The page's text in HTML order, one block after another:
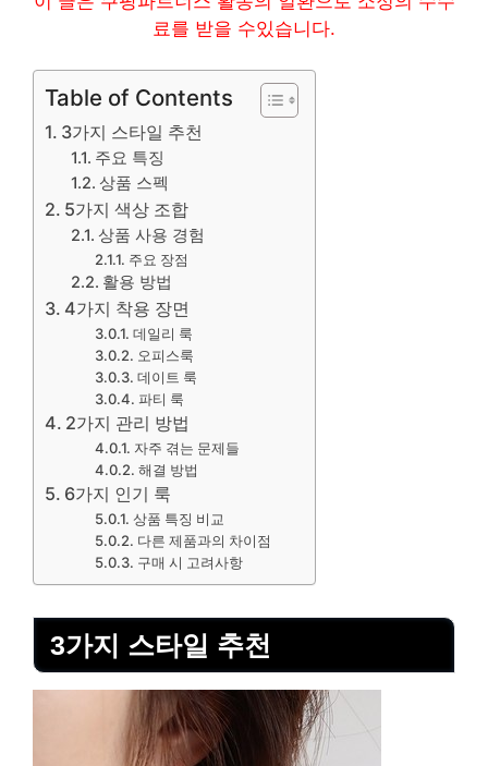
료를 받을 수있습니다.
Table of Contents
3가지 스타일 추천
주요 특징
상품 스펙
5가지 색상 조합
상품 사용 경험
주요 장점
활용 방법
4가지 착용 장면
데일리 룩
오피스룩
데이트 룩
파티 룩
2가지 관리 방법
자주 겪는 문제들
해결 방법
6가지 인기 룩
상품 특징 비교
다른 제품과의 차이점
구매 시 고려사항
3가지 스타일 추천